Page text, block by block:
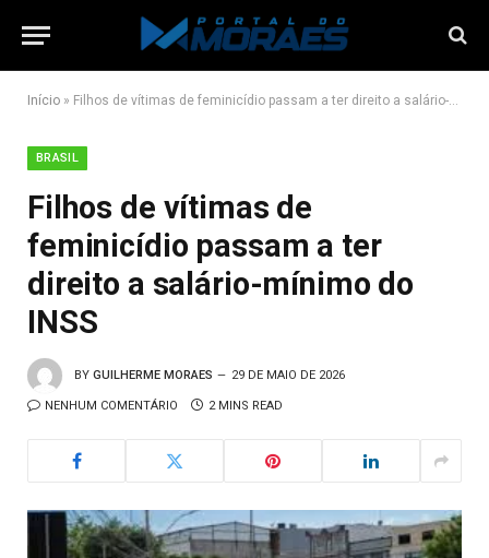
Início » Filhos de vítimas de feminicídio passam a ter direito a salário-mínimo do INSS
BRASIL
Filhos de vítimas de
feminicídio passam a ter
direito a salário-mínimo do
INSS
BY GUILHERME MORAES 29 DE MAIO DE 2026
NENHUM COMENTÁRIO 2 MINS READ